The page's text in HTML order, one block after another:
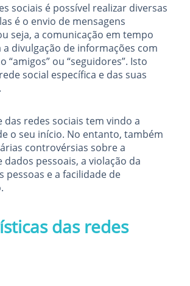
sociais é possível realizar diversas
é o envio de mensagens
seja, a comunicação em tempo
a divulgação de informações com
“amigos” ou “seguidores”. Isto
social específica e das suas
das redes sociais tem vindo a
o seu início. No entanto, também
controvérsias sobre a
pessoais, a violação da
pessoas e a facilidade de
das redes